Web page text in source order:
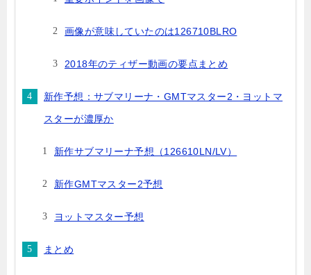
画像が意味していたのは126710BLRO
2018年のティザー動画の要点まとめ
新作予想：サブマリーナ・GMTマスター2・ヨットマ
スターが濃厚か
新作サブマリーナ予想（126610LN/LV）
新作GMTマスター2予想
ヨットマスター予想
まとめ